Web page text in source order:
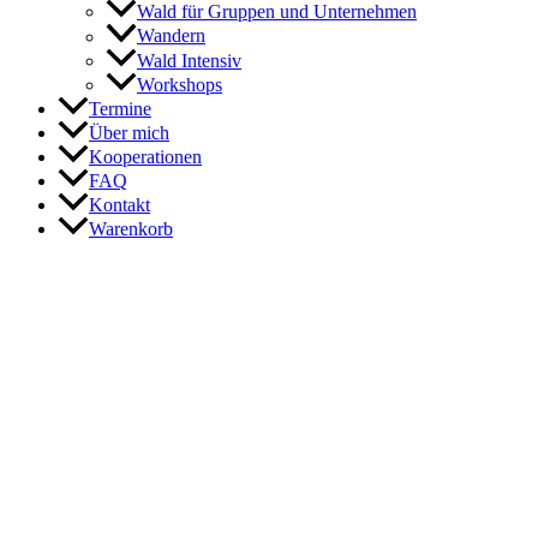
Wald für Gruppen und Unternehmen
Wandern
Wald Intensiv
Workshops
Termine
Über mich
Kooperationen
FAQ
Kontakt
Warenkorb